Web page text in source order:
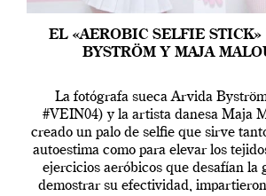
EL «AEROBIC SELFIE
BYSTRÖM Y MAJA
La fotógrafa sueca Arvida
#VEIN04) y la artista danesa Maja
creado un palo de selfie que sirve
autoestima como para elevar los
ejercicios aeróbicos que desafían la
demostrar su efectividad,